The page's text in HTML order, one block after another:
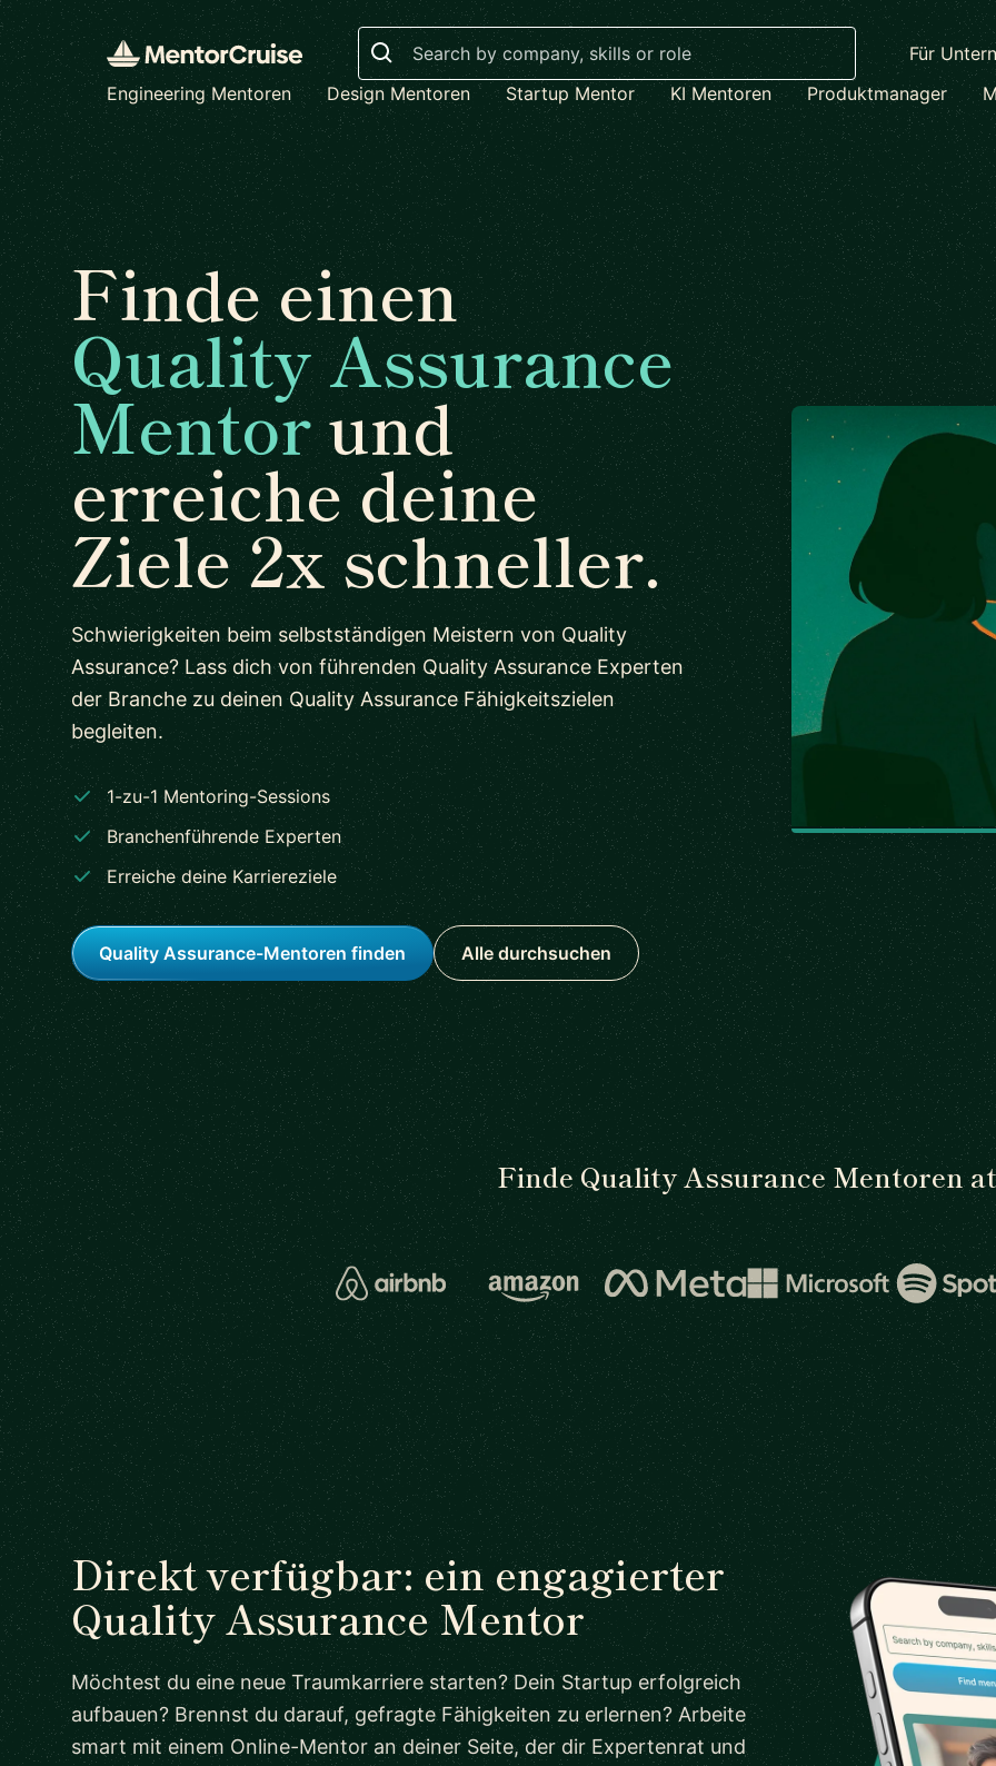
Search
Für
Engineering Mentoren
Design Mentoren Startup Mentor KI Mentoren Produktmanager
Finde einen
Quality Assurance
Mentorund
erreiche deine
Ziele 2x schneller.
Schwierigkeiten beim selbstständigen Meistern von Quality
Assurance? Lass dich von führenden Quality Assurance Experten
der Branche zu deinen Quality Assurance Fähigkeitszielen
begleiten.
1-zu-1 Mentoring-Sessions
Branchenführende Experten
Erreiche deine Karriereziele
Quality Assurance-Mentoren finden Alle durchsuchen
Finde Quality Assurance Mentoren at
Direkt verfügbar: ein engagierter
Quality Assurance Mentor
Möchtest du eine neue Traumkarriere starten? Dein Startup erfolgreich
aufbauen? Brennst du darauf, gefragte Fähigkeiten zu erlernen? Arbeite
smart mit einem Online-Mentor an deiner Seite, der dir Expertenrat und